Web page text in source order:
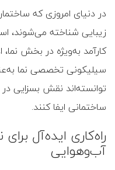
در دنیای امروزی که
زیبایی شناخته می‌شوند،
کارآمد به‌ویژه در بخش
سیلیکونی تخصصی نما
توانسته‌اند نقش بسزایی
ساختمانی ایفا کنند.
راه‌کاری ایده‌آل
آب‌و‌هوایی